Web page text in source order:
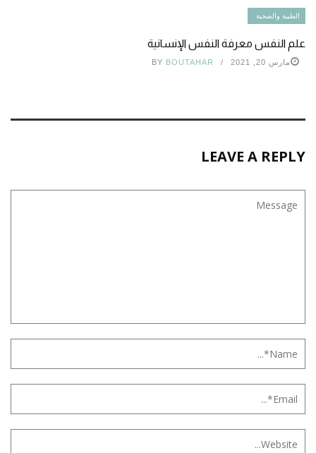
الطبية والصحية
علم النفس معرفة النفس الإنسانية
مارس 20, 2021 BY BOUTAHAR
LEAVE A REPLY